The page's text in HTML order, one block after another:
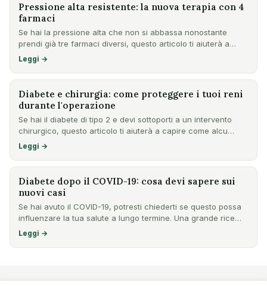
Pressione alta resistente: la nuova terapia con 4
farmaci
Se hai la pressione alta che non si abbassa nonostante
prendi già tre farmaci diversi, questo articolo ti aiuterà a
cap…
Leggi →
Diabete e chirurgia: come proteggere i tuoi reni
durante l'operazione
Se hai il diabete di tipo 2 e devi sottoporti a un intervento
chirurgico, questo articolo ti aiuterà a capire come alcu…
Leggi →
Diabete dopo il COVID-19: cosa devi sapere sui
nuovi casi
Se hai avuto il COVID-19, potresti chiederti se questo possa
influenzare la tua salute a lungo termine. Una grande rice…
Leggi →